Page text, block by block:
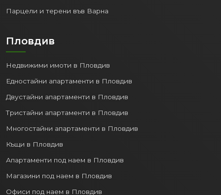
Парцели и терени във Варна
Пловдив
Недвижими имоти в Пловдив
Едностайни апартаменти в Пловдив
Двустайни апартаменти в Пловдив
Тристайни апартаменти в Пловдив
Многостайни апартаменти в Пловдив
Къщи в Пловдив
Апартаменти под наем в Пловдив
Магазини под наем в Пловдив
Офиси под наем в Пловдив